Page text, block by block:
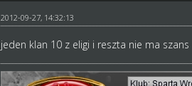
2012-09-27, 14:32:13
jeden klan 10 z eligi i reszta nie ma szans